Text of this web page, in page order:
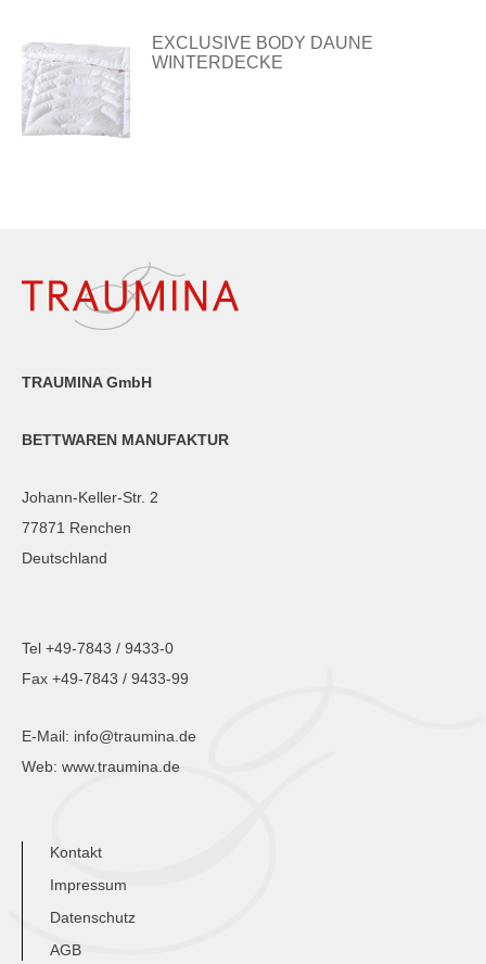
EXCLUSIVE BODY DAUNE
WINTERDECKE
TRAUMINA GmbH
BETTWAREN MANUFAKTUR
Johann-Keller-Str. 2
77871 Renchen
Deutschland
Tel +49-7843 / 9433-0
Fax +49-7843 / 9433-99
E-Mail: info@traumina.de
Web: www.traumina.de
Kontakt
Impressum
Datenschutz
AGB